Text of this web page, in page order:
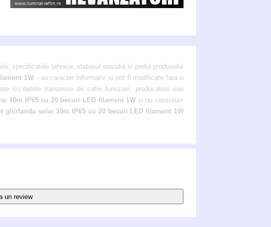
specificatiile tehnice, statusul stocului si pretul produsului
1W - au caracter informativ si pot fi modificate fara o
cu datele transmise de catre furnizorii, producatorii sau
10m IP65 cu 20 becuri LED filament 1W si nu constituie
ghirlanda solar 10m IP65 cu 20 becuri LED filament 1W
un review